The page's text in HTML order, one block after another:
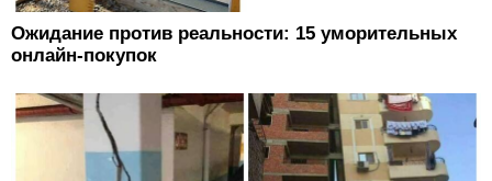
Ожидание против реальности: 15 уморительных
онлайн-покупок